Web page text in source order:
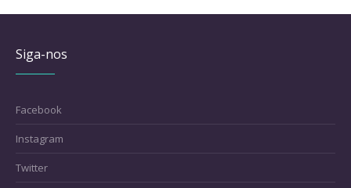
Siga-nos
Facebook
Instagram
Twitter